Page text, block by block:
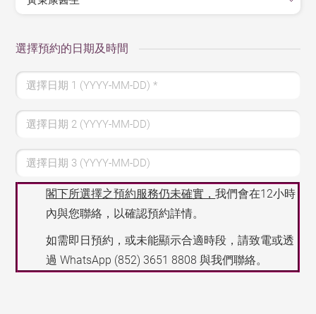
選擇預約的日期及時間
選擇日期 1 (YYYY-MM-DD)*
選擇日期 2 (YYYY-MM-DD)
選擇日期 3 (YYYY-MM-DD)
閣下所選擇之預約服務仍未確實，我們會在12小時
內與您聯絡，以確認預約詳情。
如需即日預約，或未能顯示合適時段，請致電或透
過 WhatsApp (852) 3651 8808 與我們聯絡。